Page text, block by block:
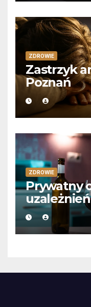
ZDROWIE
Zastrzyk
Poznań
ZDROWIE
Prywatny